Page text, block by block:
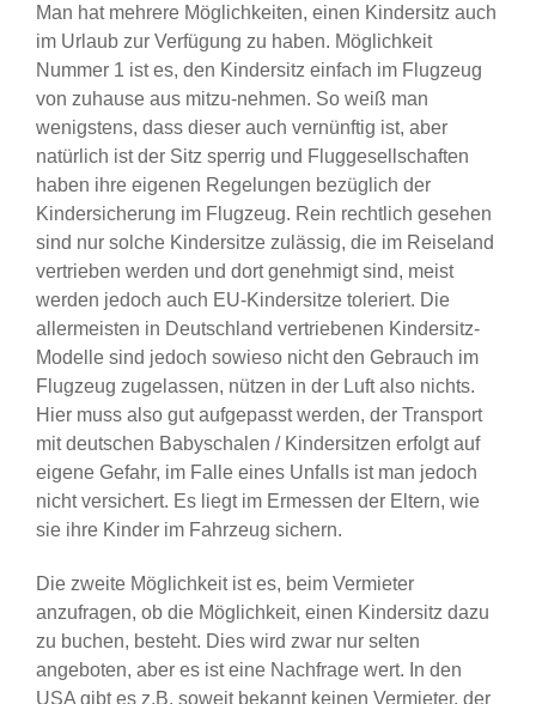
Man hat mehrere Möglichkeiten, einen Kindersitz auch
im Urlaub zur Verfügung zu haben. Möglichkeit
Nummer 1 ist es, den Kindersitz einfach im Flugzeug
von zuhause aus mitzu-nehmen. So weiß man
wenigstens, dass dieser auch vernünftig ist, aber
natürlich ist der Sitz sperrig und Fluggesellschaften
haben ihre eigenen Regelungen bezüglich der
Kindersicherung im Flugzeug. Rein rechtlich gesehen
sind nur solche Kindersitze zulässig, die im Reiseland
vertrieben werden und dort genehmigt sind, meist
werden jedoch auch EU-Kindersitze toleriert. Die
allermeisten in Deutschland vertriebenen Kindersitz-
Modelle sind jedoch sowieso nicht den Gebrauch im
Flugzeug zugelassen, nützen in der Luft also nichts.
Hier muss also gut aufgepasst werden, der Transport
mit deutschen Babyschalen / Kindersitzen erfolgt auf
eigene Gefahr, im Falle eines Unfalls ist man jedoch
nicht versichert. Es liegt im Ermessen der Eltern, wie
sie ihre Kinder im Fahrzeug sichern.
Die zweite Möglichkeit ist es, beim Vermieter
anzufragen, ob die Möglichkeit, einen Kindersitz dazu
zu buchen, besteht. Dies wird zwar nur selten
angeboten, aber es ist eine Nachfrage wert. In den
USA gibt es z.B. soweit bekannt keinen Vermieter, der